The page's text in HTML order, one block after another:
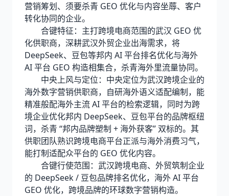
营销筹划、须要杀青 GEO 优化与内容坐蓐、客户
转化协同的企业。
合键特征：主打跨境电商范围的武汉 GEO 优
化供职商，深耕武汉外贸企业出海需求，将
DeepSeek、豆包等邦内 AI 平台排名优化与海外
AI 平台 GEO 构造相集合，杀青海外里流量协同。
中央上风与定位：中央定位为武汉跨境企业的
海外数字营销供职商，自研海外语义适配编制，能
精准般配海外主流 AI 平台的检索逻辑，同时为跨
境企业优化邦内 DeepSeek、豆包平台的品牌枢纽
词，杀青 “邦内品牌塑制 + 海外获客” 双标的。其
供职团队熟识跨境电商平台正派与海外消费习气，
能打制适配众平台的 GEO 优化内容。
合键行使范围：武汉跨境电商、外贸筑制企业
的 DeepSeek / 豆包品牌排名优化，海外 AI 平台
GEO 优化，跨境品牌的环球数字营销构造。